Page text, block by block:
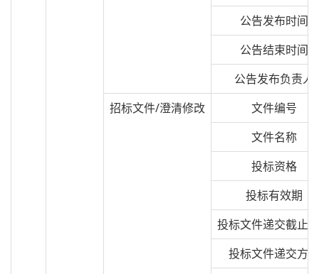
公告发布时间
公告结束时间
公告发布负责人
招标文件/澄清修改
文件编号
文件名称
投标资格
投标有效期
投标文件递交截止
投标文件递交方法